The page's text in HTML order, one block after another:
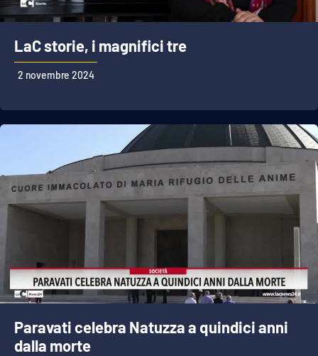
LaC storie, i magnifici tre
2 novembre 2024
Paravati celebra Natuzza a quindici anni
dalla morte